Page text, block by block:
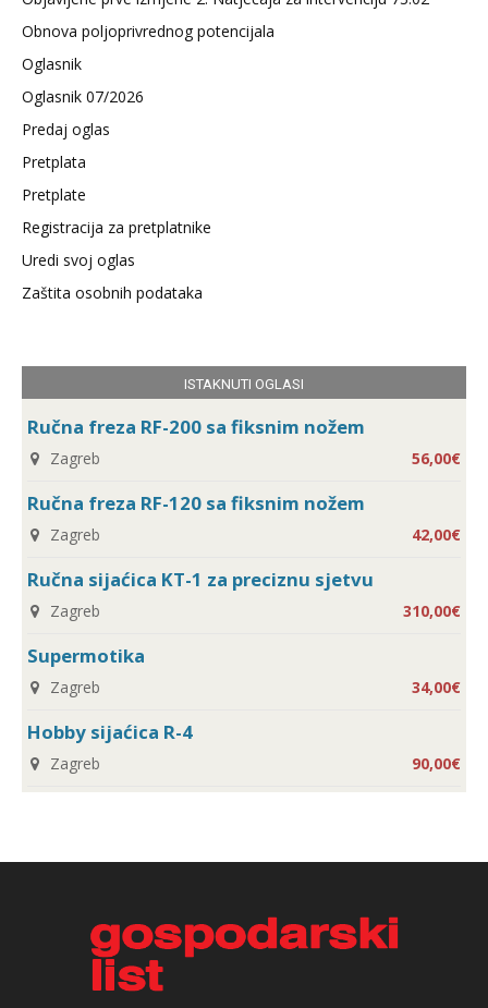
Obnova poljoprivrednog potencijala
Oglasnik
Oglasnik 07/2026
Predaj oglas
Pretplata
Pretplate
Registracija za pretplatnike
Uredi svoj oglas
Zaštita osobnih podataka
ISTAKNUTI OGLASI
Ručna freza RF-200 sa fiksnim nožem
Zagreb 56,00€
Ručna freza RF-120 sa fiksnim nožem
Zagreb 42,00€
Ručna sijaćica KT-1 za preciznu sjetvu
Zagreb 310,00€
Supermotika
Zagreb 34,00€
Hobby sijaćica R-4
Zagreb 90,00€